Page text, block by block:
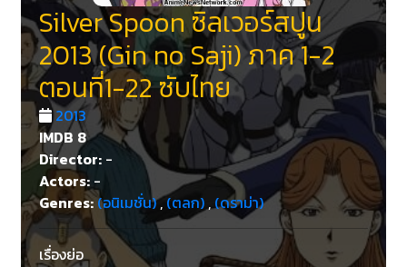
Silver Spoon ซิลเวอร์สปูน
2013 (Gin no Saji) ภาค 1-2
ตอนที่1-22 ซับไทย
2013
IMDB 8
Director: -
Actors: -
Genres:(อนิเมชั่น),(ตลก) , (ดราม่า)
เรื่องย่อ